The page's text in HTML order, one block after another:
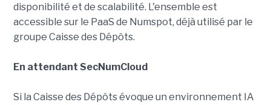
disponibilité et de scalabilité. L'ensemble est
accessible sur le PaaS de Numspot, déjà utilisé par le
groupe Caisse des Dépôts.
En attendant SecNumCloud
Si la Caisse des Dépôts évoque un environnement IA